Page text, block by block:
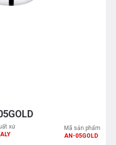
xứ
Mã sản phẩm
AN-05GOLD